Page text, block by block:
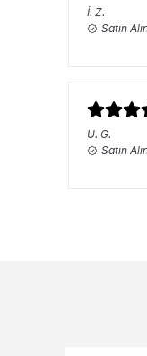
İ. Z.
Satın
U. G.
Satın